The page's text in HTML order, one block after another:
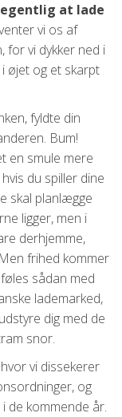
at lade
vi os af
for vi dykker ned i
øjet og et skarpt
fyldte din
Bum!
en smule mere
du spiller dine
skal planlægge
ligger, men i
derhjemme,
frihed kommer
sådan med
lademarked,
dig med de
snor.
vi dissekerer
og
de kommende år.